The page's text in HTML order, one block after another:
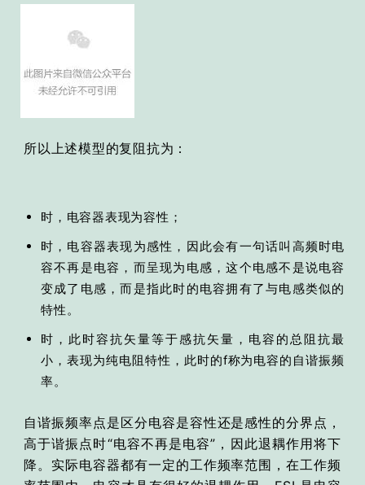
所以上述模型的复阻抗为：
时，电容器表现为容性；
时，电容器表现为感性，因此会有一句话叫高频时电
容不再是电容，而呈现为电感，这个电感不是说电容
变成了电感，而是指此时的电容拥有了与电感类似的
特性。
时，此时容抗矢量等于感抗矢量，电容的总阻抗最
小，表现为纯电阻特性，此时的f称为电容的自谐振频
率。
自谐振频率点是区分电容是容性还是感性的分界点，
高于谐振点时“电容不再是电容”，因此退耦作用将下
降。实际电容器都有一定的工作频率范围，在工作频